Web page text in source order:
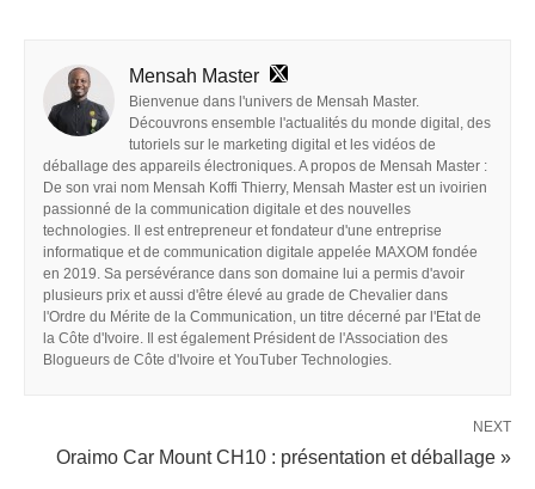
Mensah Master
Bienvenue dans l'univers de Mensah Master.
Découvrons ensemble l'actualités du monde digital, des
tutoriels sur le marketing digital et les vidéos de
déballage des appareils électroniques. A propos de Mensah Master :
De son vrai nom Mensah Koffi Thierry, Mensah Master est un ivoirien
passionné de la communication digitale et des nouvelles
technologies. Il est entrepreneur et fondateur d'une entreprise
informatique et de communication digitale appelée MAXOM fondée
en 2019. Sa persévérance dans son domaine lui a permis d'avoir
plusieurs prix et aussi d'être élevé au grade de Chevalier dans
l'Ordre du Mérite de la Communication, un titre décerné par l'Etat de
la Côte d'Ivoire. Il est également Président de l'Association des
Blogueurs de Côte d'Ivoire et YouTuber Technologies.
NEXT
Oraimo Car Mount CH10 : présentation et déballage »